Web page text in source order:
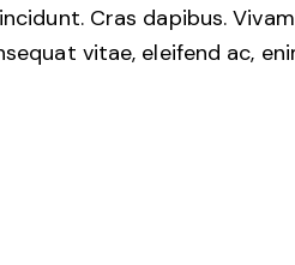
Cras dapibus.
vitae, eleifend ac,